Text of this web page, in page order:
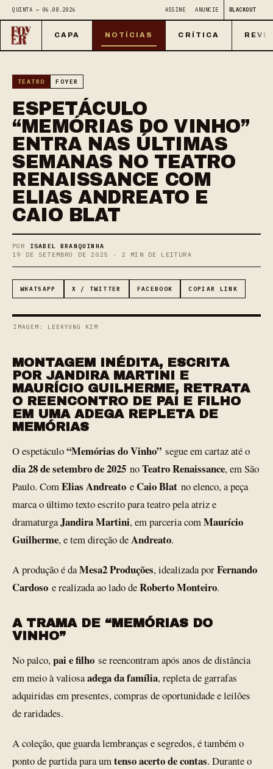
QUINTA — 06.08.2026 ASSINE ANUNCIE BLACKOUT
CAPA NOTÍCIAS CRÍTICA
TEATRO FOYER
ESPETÁCULO
“MEMÓRIAS DO VINHO”
ENTRA NAS ÚLTIMAS
SEMANAS NO TEATRO
RENAISSANCE COM
ELIAS ANDREATO E
CAIO BLAT
POR ISABEL BRANQUINHA
19 DE SETEMBRO DE 2025 · 2 MIN DE LEITURA
WHATSAPP X / TWITTER FACEBOOK COPIAR LINK
IMAGEM: LEEKYUNG KIM
MONTAGEM INÉDITA, ESCRITA
POR JANDIRA MARTINI E
MAURÍCIO GUILHERME, RETRATA
O REENCONTRO DE PAI E FILHO
EM UMA ADEGA REPLETA DE
MEMÓRIAS
O espetáculo“Memórias do Vinho” segue em cartaz até o
dia 28 de setembro de 2025 noTeatro Renaissance, em São
Paulo. ComElias Andreato eCaio Blat no elenco, a peça
marca o último texto escrito para teatro pela atriz e
dramaturgaJandira Martini, em parceria comMaurício
Guilherme, e tem direção deAndreato.
A produção é daMesa2 Produções, idealizada porFernando
Cardoso e realizada ao lado deRoberto Monteiro.
A TRAMA DE “MEMÓRIAS DO
VINHO”
No palco,pai e filho se reencontram após anos de distância
em meio à valiosaadega da família, repleta de garrafas
adquiridas em presentes, compras de oportunidade e leilões
de raridades.
A coleção, que guarda lembranças e segredos, é também o
ponto de partida para umtenso acerto de contas. Durante o